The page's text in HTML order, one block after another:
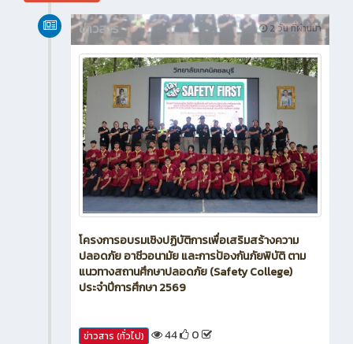
สิงหาคม 2026
2 วัน ที่ผ่านมา
ข่าวสาร
โครงการอบรมเชิงปฏิบัติการเพื่อเสริมสร้างความ
ปลอดภัย อาชีวอนามัย และการป้องกันภัยพิบัติ ตาม
แนวทางสถานศึกษาปลอดภัย (Safety College)